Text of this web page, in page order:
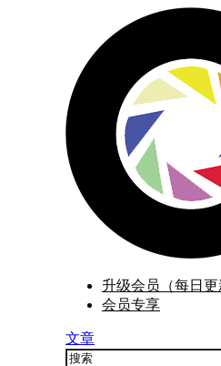
升级会员（每日更
会员专享
文章